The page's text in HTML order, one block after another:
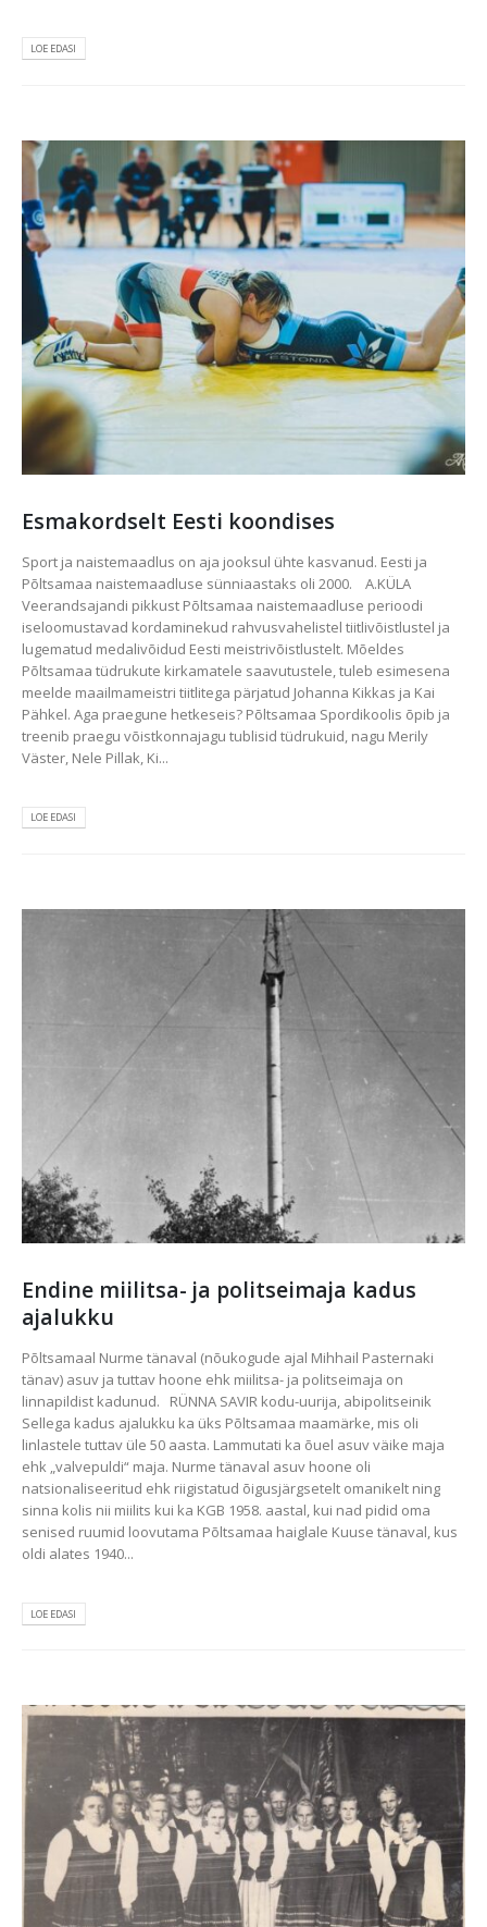
LOE EDASI
Esmakordselt Eesti koondises
Sport ja naistemaadlus on aja jooksul ühte kasvanud. Eesti ja
Põltsamaa naistemaadluse sünniaastaks oli 2000. A.KÜLA
Veerandsajandi pikkust Põltsamaa naistemaadluse perioodi
iseloomustavad kordaminekud rahvusvahelistel tiitlivõistlustel ja
lugematud medalivõidud Eesti meistrivõistlustelt. Mõeldes
Põltsamaa tüdrukute kirkamatele saavutustele, tuleb esimesena
meelde maailmameistri tiitlitega pärjatud Johanna Kikkas ja Kai
Pähkel. Aga praegune hetkeseis? Põltsamaa Spordikoolis õpib ja
treenib praegu võistkonnajagu tublisid tüdrukuid, nagu Merily
Väster, Nele Pillak, Ki...
LOE EDASI
Endine miilitsa- ja politseimaja kadus
ajalukku
Põltsamaal Nurme tänaval (nõukogude ajal Mihhail Pasternaki
tänav) asuv ja tuttav hoone ehk miilitsa- ja politseimaja on
linnapildist kadunud. RÜNNA SAVIR kodu-uurija, abipolitseinik
Sellega kadus ajalukku ka üks Põltsamaa maamärke, mis oli
linlastele tuttav üle 50 aasta. Lammutati ka õuel asuv väike maja
ehk „valvepuldi“ maja. Nurme tänaval asuv hoone oli
natsionaliseeritud ehk riigistatud õigusjärgsetelt omanikelt ning
sinna kolis nii miilits kui ka KGB 1958. aastal, kui nad pidid oma
senised ruumid loovutama Põltsamaa haiglale Kuuse tänaval, kus
oldi alates 1940...
LOE EDASI